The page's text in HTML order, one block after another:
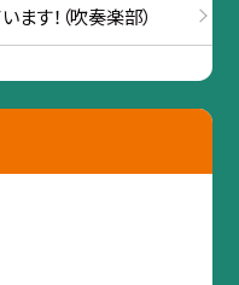
す！（吹奏楽部）